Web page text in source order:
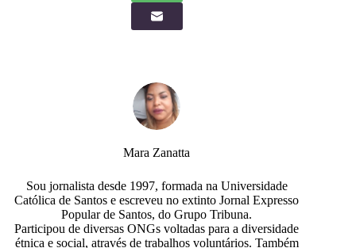
Mara Zanatta
Sou jornalista desde 1997, formada na Universidade
Católica de Santos e escreveu no extinto Jornal Expresso
Popular de Santos, do Grupo Tribuna.
Participou de diversas ONGs voltadas para a diversidade
étnica e social, através de trabalhos voluntários. Também